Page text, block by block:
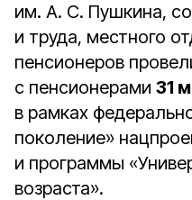
им. А. С. Пушкина,
и труда, местного
пенсионеров
с пенсионерами 31
в рамках
поколение»
и программы
возраста».